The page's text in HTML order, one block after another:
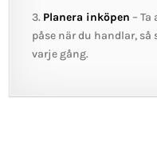
Planera inköpen –
påse när du handlar,
varje gång.